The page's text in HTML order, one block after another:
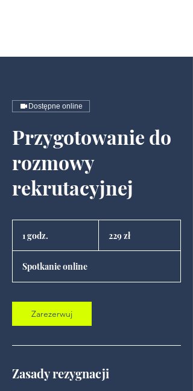
Dostępne online
Przygotowanie do
rozmowy
rekrutacyjnej
1 godz.
d
z
polskich
229 zł
Spotkanie online
Zarezerwuj
Zasady rezygnacji